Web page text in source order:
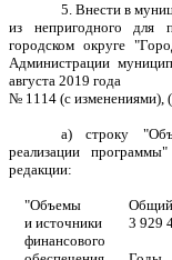
5. Внести в
из непригодного для
городском округе
Администрации
августа 2019 года
№ 1114 (с изменениями),
а) строку
реализации
редакции:
"Объемы
и источники
финансового
Общий
3 929